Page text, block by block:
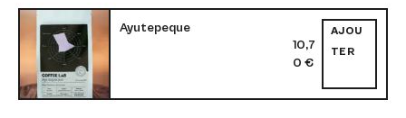
Ayutepeque
10,7
0 €
AJOU
TER